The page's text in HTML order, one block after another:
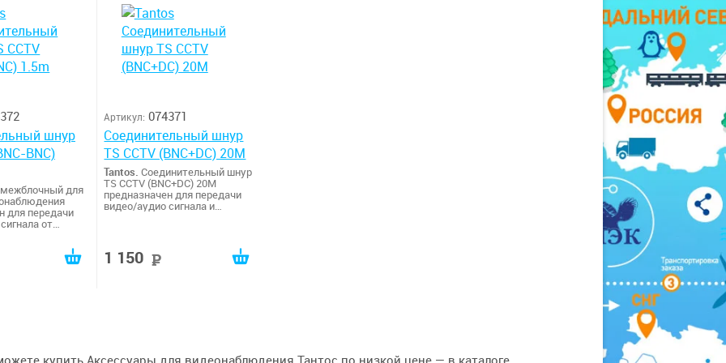
шнур
BNC)
для
для передачи
от
(DVR). С
шнура
монтажа
Артикул: 074371
Соединительный шнур
TS CCTV (BNC+DC) 20М
Tantos. Соединительный шнур
TS CCTV (BNC+DC) 20М
предназначен для передачи
видео/аудио сигнала и
С одной стороны шнура
располагаются штекер
универсальным средством
1 150